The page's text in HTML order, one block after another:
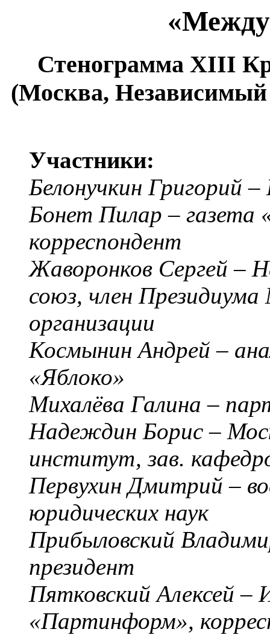
Стенограмма XIII
(Москва, Независимый
Участники:
Белонучкин Григорий
Бонет Пилар – газета
корреспондент
Жаворонков Сергей –
союз, член
организации
Космынин Андрей –
«Яблоко»
Михалёва Галина –
Надеждин Борис –
институт, зав.
Первухин Дмитрий –
юридических наук
Прибыловский
президент
Пятковский Алексей –
«Партинформ»,